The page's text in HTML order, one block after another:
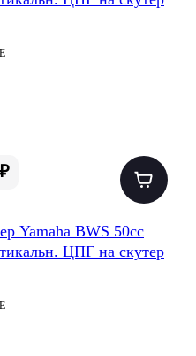
Yamaha BWS 50cc
ЦПГ на скутер